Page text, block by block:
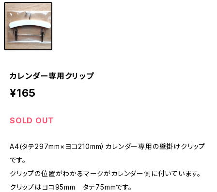
カレンダー専用クリップ
¥165
SOLD OUT
A4(タテ297mm×ヨコ210mm）カレンダー専用の壁掛けクリップ
です。
クリップの位置がわかるマークがカレンダー側に付いています。
クリップはヨコ95mm タテ75mmです。